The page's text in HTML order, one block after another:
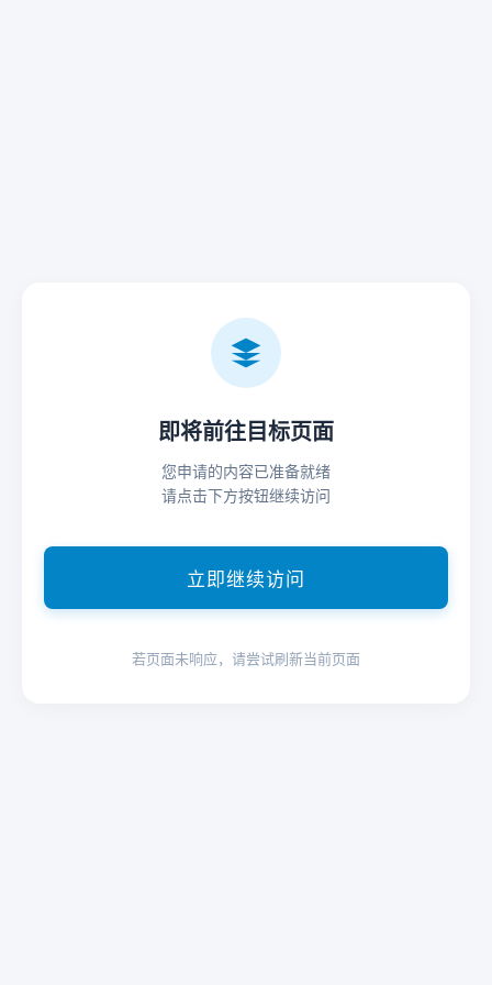
即将前往目标页面
您申请的内容已准备就绪
请点击下方按钮继续访问
立即继续访问
若页面未响应，请尝试刷新当前页面